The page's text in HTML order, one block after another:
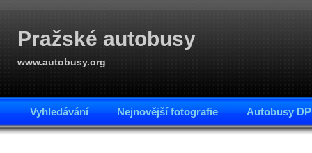
Pražské autobusy
www.autobusy.org
Vyhledávání Nejnovější fotografie Autobusy